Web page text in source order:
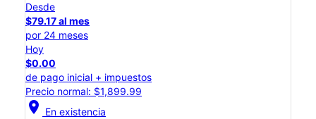
Desde
$79.17 al mes
por 24 meses
Hoy
$0.00
de pago inicial + impuestos
Precio normal: $1,899.99
location_on En existencia